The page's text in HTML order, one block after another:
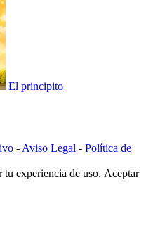
El principito
- Aviso Legal - Política de
experiencia de uso. Aceptar